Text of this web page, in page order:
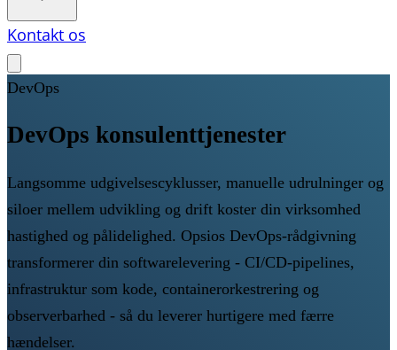
Kontakt os
DevOps
DevOps konsulenttjenester
Langsomme udgivelsescyklusser, manuelle udrulninger og
siloer mellem udvikling og drift koster din virksomhed
hastighed og pålidelighed. Opsios DevOps-rådgivning
transformerer din softwarelevering - CI/CD-pipelines,
infrastruktur som kode, containerorkestrering og
observerbarhed - så du leverer hurtigere med færre
hændelser.